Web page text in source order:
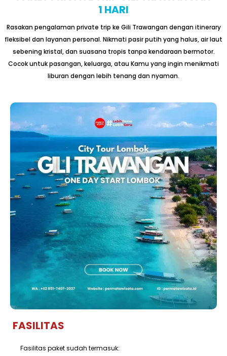
1 HARI
Rasakan pengalaman private trip ke Gili Trawangan dengan itinerary
fleksibel dan layanan personal. Nikmati pasir putih yang halus, air laut
sebening kristal, dan suasana tropis tanpa kendaraan bermotor.
Cocok untuk pasangan, keluarga, atau Kamu yang ingin menikmati
liburan dengan lebih tenang dan nyaman.
FASILITAS
Fasilitas paket sudah termasuk: